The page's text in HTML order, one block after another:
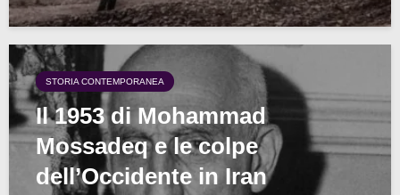
STORIA CONTEMPORANEA
Il 1953 di Mohammad
Mossadeq e le colpe
dell’Occidente in Iran